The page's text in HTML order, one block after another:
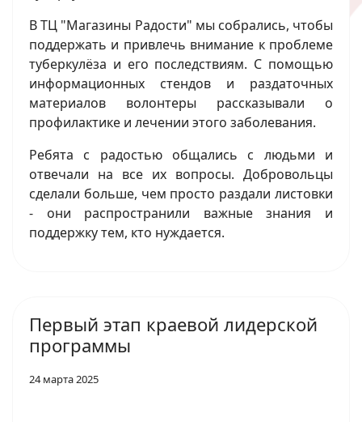
В ТЦ "Магазины Радости" мы собрались, чтобы
поддержать и привлечь внимание к проблеме
туберкулёза и его последствиям. С помощью
информационных стендов и раздаточных
материалов волонтеры рассказывали о
профилактике и лечении этого заболевания.
Ребята с радостью общались с людьми и
отвечали на все их вопросы. Добровольцы
сделали больше, чем просто раздали листовки
- они распространили важные знания и
поддержку тем, кто нуждается.
Первый этап краевой лидерской
программы
24 марта 2025